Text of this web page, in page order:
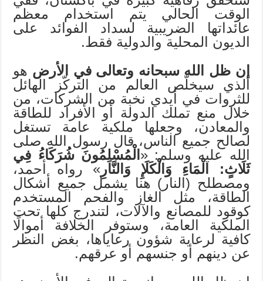
الوقت الحالي يتم استخدام معظم
عائداتها الضريبية لسداد الفوائد على
الديون المحلية والدولية فقط.
إن ظل الله سبحانه وتعالى في الأرض هو
الذي سيخلّص العالم من التركّز الهائل
للثروات في أيدي نخبة من الشركات، من
خلال منع تملك الدولة أو الأفراد للطاقة
والمعادن، وجعلها ملكية عامة تستغل
لصالح جميع الناس، قال رسول الله صلى
الله عليه وسلم: « الْمُسْلِمُونَ شُرَكَاءُ فِي
ثَلَاثٍ: الْمَاءِ وَالْكَلَإِ وَالنَّارِ» رواه أحمد،
ومصطلح (النار) هنا يشمل جميع أشكال
الطاقة، مثل الغاز والفحم المستخدم
كوقود للمصانع والآلات، لتندرج كلها تحت
الملكية العامة، وستوفر الخلافة أموالًا
كافية لرعاية شؤون رعاياها، بغض النظر
عن دينهم أو جنسهم أو عرقهم.